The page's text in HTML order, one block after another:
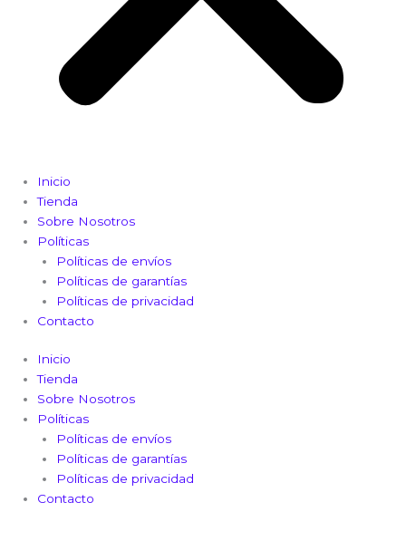
Inicio
Tienda
Sobre Nosotros
Políticas
Políticas de envíos
Políticas de garantías
Políticas de privacidad
Contacto
Inicio
Tienda
Sobre Nosotros
Políticas
Políticas de envíos
Políticas de garantías
Políticas de privacidad
Contacto